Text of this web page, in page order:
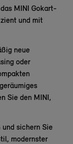
MINI Gokart-
und mit
neue
oder
Sie den MINI,
sichern Sie
modernster